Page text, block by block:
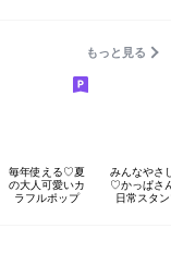
もっと見る
毎年使える♡夏
の大人可愛いカ
ラフルポップ
みんなやさ
♡かっぱさ
日常スタ